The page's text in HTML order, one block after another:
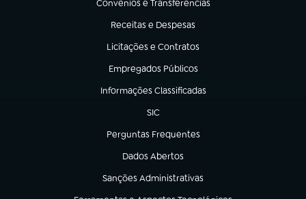
Convênios e Transferências
(abre em nova aba)
Receitas e Despesas
(abre em nova aba)
Licitações e Contratos
(abre em nova aba)
Empregados Públicos
(abre em nova aba)
Informações Classificadas
(abre em nova aba)
SIC
(abre em nova aba)
Perguntas Frequentes
(abre em nova aba)
Dados Abertos
(abre em nova aba)
Sanções Administrativas
(abre em nova aba)